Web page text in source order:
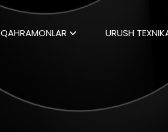
QAHRAMONLAR URUSH